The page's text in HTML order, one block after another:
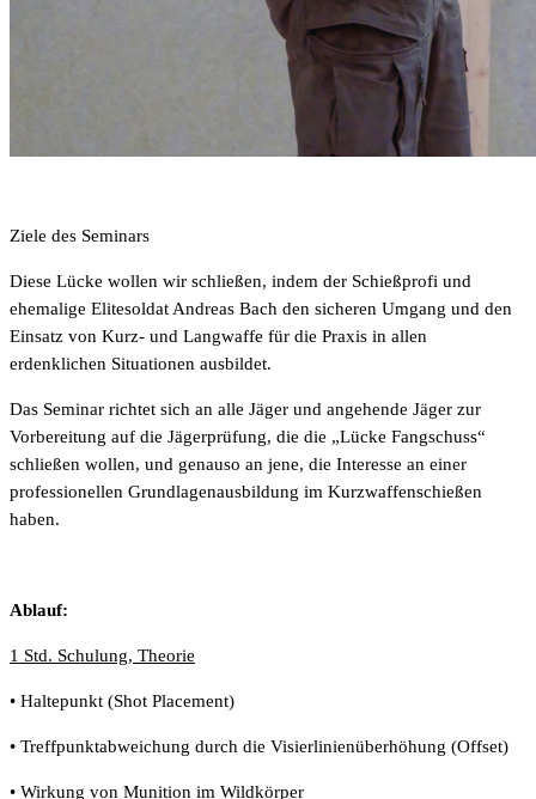
Dämmerung und bewegte Ziele auf der Drückjagd setzen für den
waidgerechten Jäger ein umfangreiches Schießtraining voraus. Für
die Schießausbildung mit der Kurzwaffe bleibt dann kaum mehr
Zeit. Erschwerend kommt hinzu, dass viele Schießstände kein
sinnvolles Schießen mit Kurzwaffen und Büchsen im Nahbereich,
d.h. auf Fangschuss-Distanz, zulassen.
Ziele des Seminars
Diese Lücke wollen wir schließen, indem der Schießprofi und
ehemalige Elitesoldat Andreas Bach den sicheren Umgang und den
Einsatz von Kurz- und Langwaffe für die Praxis in allen
erdenklichen Situationen ausbildet.
Das Seminar richtet sich an alle Jäger und angehende Jäger zur
Vorbereitung auf die Jägerprüfung, die die „Lücke Fangschuss“
schließen wollen, und genauso an jene, die Interesse an einer
professionellen Grundlagenausbildung im Kurzwaffenschießen
haben.
Ablauf:
1 Std. Schulung, Theorie
• Haltepunkt (Shot Placement)
• Treffpunktabweichung durch die Visierlinienüberhöhung (Offset)
• Wirkung von Munition im Wildkörper